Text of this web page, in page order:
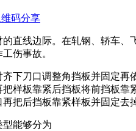
维码分享
直线边际。在轧钢、轿车
伤事故。
下刀口调整角挡板并固定再
样板靠紧后挡板将前挡板靠
把后挡板靠紧样板并固定去
型能够分为